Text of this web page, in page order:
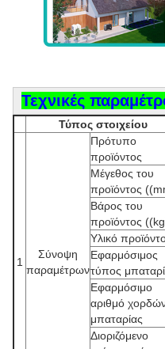
Τεχνικές
Τύπος στοιχείου
1
Σύνοψη
παραμέτρων
Πρότυπο
προϊόντος
Μέγεθος του
προϊόντος
Βάρος του
προϊόντος
Υλικό
Εφαρμόσιμος
τύπος
Εφαρμόσιμο
αριθμό
μπαταρίας
Διοριζόμενο